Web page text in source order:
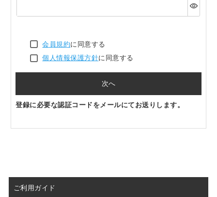
須)
会員規約に同意する
個人情報保護方針に同意する
次へ
登録に必要な認証コードをメールにてお送りします。
ご利用ガイド